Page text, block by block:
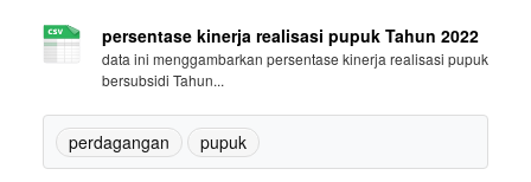
persentase kinerja realisasi pupuk Tahun 2022
data ini menggambarkan persentase kinerja realisasi pupuk
bersubsidi Tahun...
perdagangan pupuk